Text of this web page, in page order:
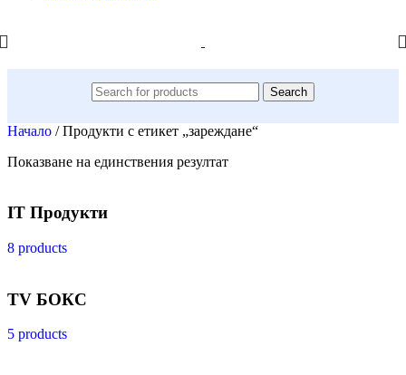
Search
Начало / Продукти с етикет „зареждане“
Показване на единствения резултат
IT Продукти
8 products
TV БОКС
5 products